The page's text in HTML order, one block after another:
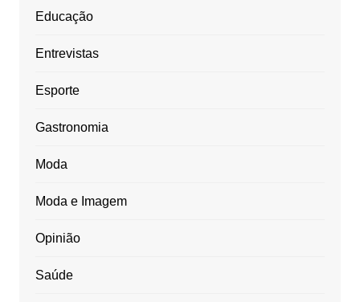
Educação
Entrevistas
Esporte
Gastronomia
Moda
Moda e Imagem
Opinião
Saúde